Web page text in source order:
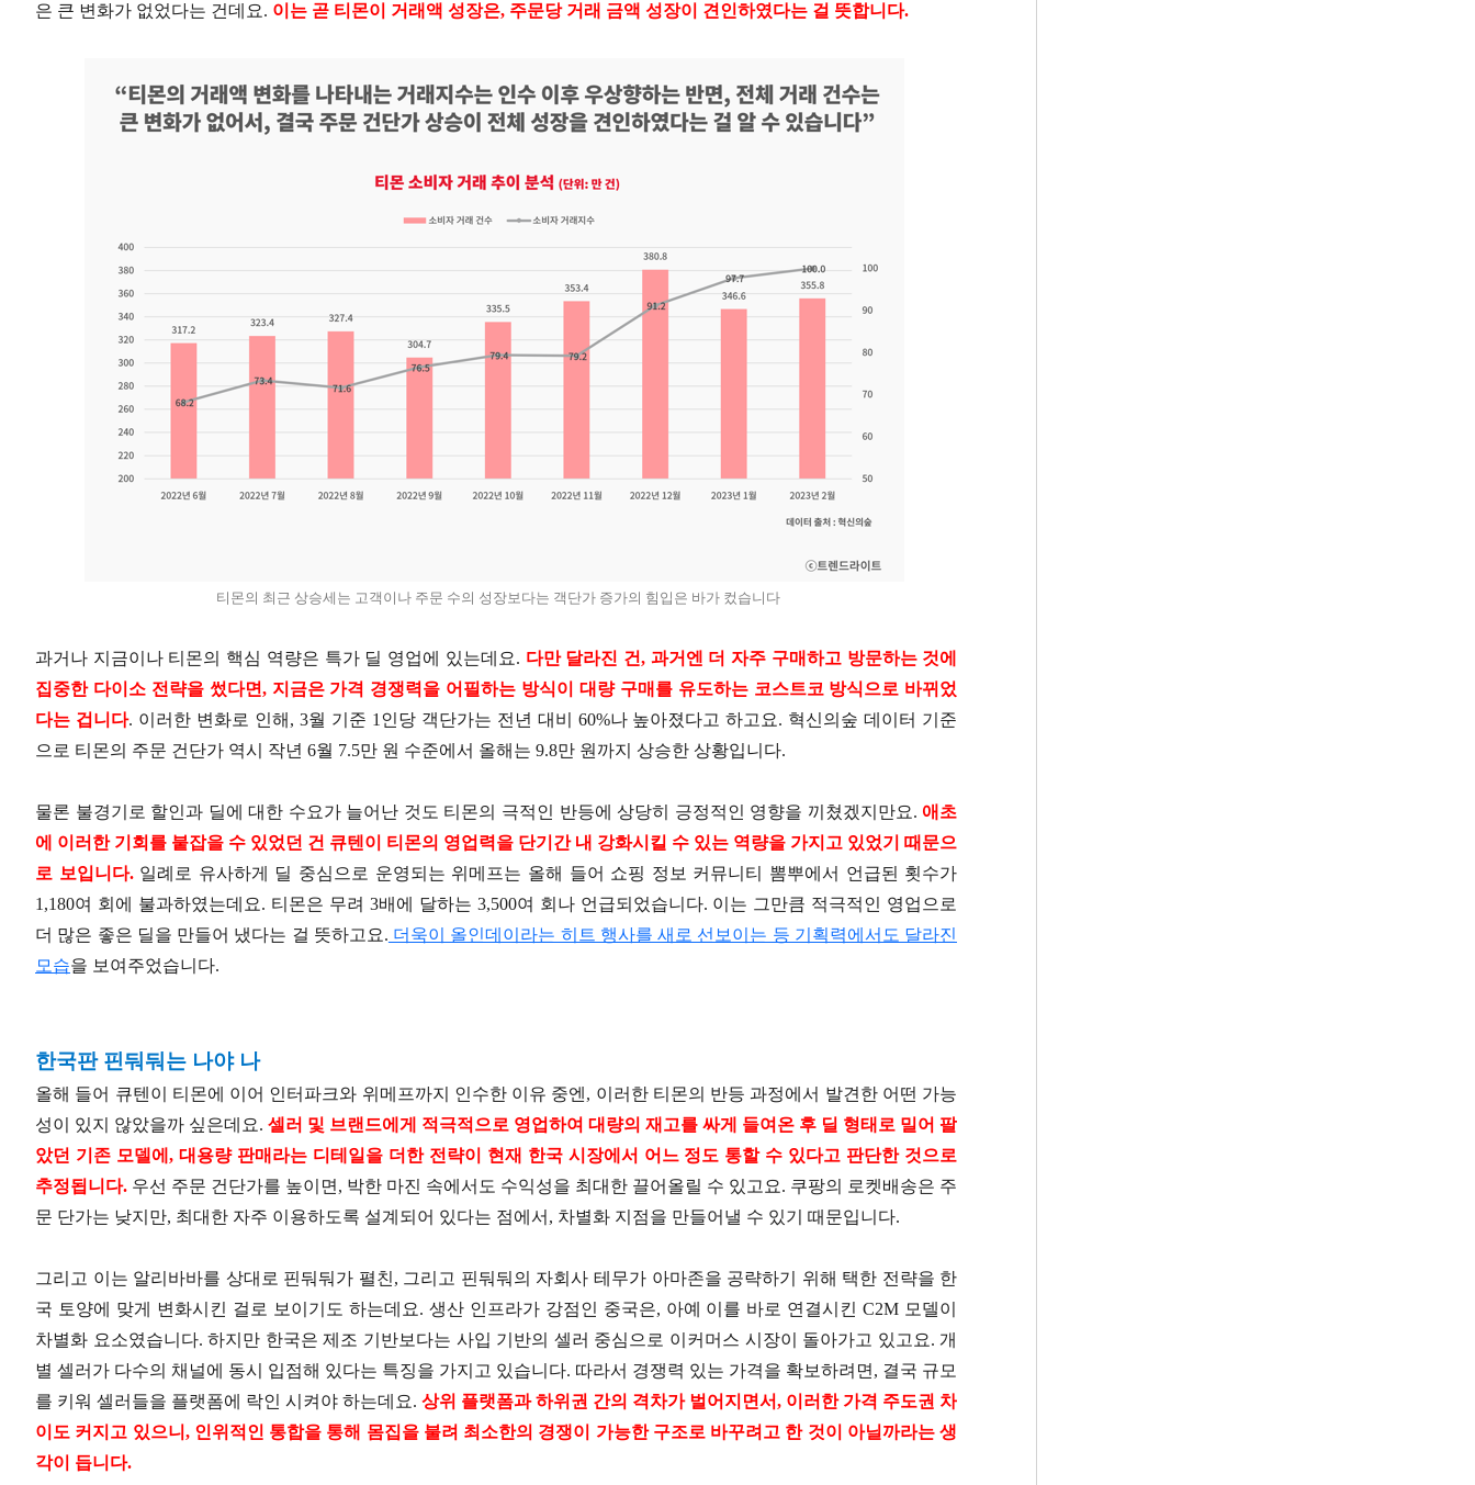
은 큰 변화가 없었다는 건데요. 이는 곧 티몬이 거래액 성장은, 주문당 거래 금액 성장이 견인하였다는 걸 뜻합니다.
티몬의 최근 상승세는 고객이나 주문 수의 성장보다는 객단가 증가의 힘입은 바가 컸습니다
과거나 지금이나 티몬의 핵심 역량은 특가 딜 영업에 있는데요. 다만 달라진 건, 과거엔 더 자주 구매하고 방문하는 것에
집중한 다이소 전략을 썼다면, 지금은 가격 경쟁력을 어필하는 방식이 대량 구매를 유도하는 코스트코 방식으로 바뀌었
다는 겁니다. 이러한 변화로 인해, 3월 기준 1인당 객단가는 전년 대비 60%나 높아졌다고 하고요. 혁신의숲 데이터 기준
으로 티몬의 주문 건단가 역시 작년 6월 7.5만 원 수준에서 올해는 9.8만 원까지 상승한 상황입니다.
물론 불경기로 할인과 딜에 대한 수요가 늘어난 것도 티몬의 극적인 반등에 상당히 긍정적인 영향을 끼쳤겠지만요. 애초
에 이러한 기회를 붙잡을 수 있었던 건 큐텐이 티몬의 영업력을 단기간 내 강화시킬 수 있는 역량을 가지고 있었기 때문으
로 보입니다.일례로 유사하게 딜 중심으로 운영되는 위메프는 올해 들어 쇼핑 정보 커뮤니티 뽐뿌에서 언급된 횟수가
1,180여 회에 불과하였는데요. 티몬은 무려 3배에 달하는 3,500여 회나 언급되었습니다. 이는 그만큼 적극적인 영업으로
더 많은 좋은 딜을 만들어 냈다는 걸 뜻하고요. 더욱이 올인데이라는 히트 행사를 새로 선보이는 등 기획력에서도 달라진
모습을 보여주었습니다.
한국판 핀둬둬는 나야 나
올해 들어 큐텐이 티몬에 이어 인터파크와 위메프까지 인수한 이유 중엔, 이러한 티몬의 반등 과정에서 발견한 어떤 가능
성이 있지 않았을까 싶은데요.셀러 및 브랜드에게 적극적으로 영업하여 대량의 재고를 싸게 들여온 후 딜 형태로 밀어 팔
았던 기존 모델에, 대용량 판매라는 디테일을 더한 전략이 현재 한국 시장에서 어느 정도 통할 수 있다고 판단한 것으로
추정됩니다. 우선 주문 건단가를 높이면, 박한 마진 속에서도 수익성을 최대한 끌어올릴 수 있고요. 쿠팡의 로켓배송은 주
문 단가는 낮지만, 최대한 자주 이용하도록 설계되어 있다는 점에서, 차별화 지점을 만들어낼 수 있기 때문입니다.
그리고 이는 알리바바를 상대로 핀둬둬가 펼친, 그리고 핀둬둬의 자회사 테무가 아마존을 공략하기 위해 택한 전략을 한
국 토양에 맞게 변화시킨 걸로 보이기도 하는데요. 생산 인프라가 강점인 중국은, 아예 이를 바로 연결시킨 C2M 모델이
차별화 요소였습니다. 하지만 한국은 제조 기반보다는 사입 기반의 셀러 중심으로 이커머스 시장이 돌아가고 있고요. 개
별 셀러가 다수의 채널에 동시 입점해 있다는 특징을 가지고 있습니다. 따라서 경쟁력 있는 가격을 확보하려면, 결국 규모
를 키워 셀러들을 플랫폼에 락인 시켜야 하는데요.상위 플랫폼과 하위권 간의 격차가 벌어지면서, 이러한 가격 주도권 차
이도 커지고 있으니, 인위적인 통합을 통해 몸집을 불려 최소한의 경쟁이 가능한 구조로 바꾸려고 한 것이 아닐까라는 생
각이 듭니다.